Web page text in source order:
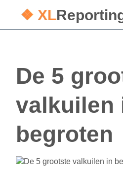
❖ XL
De 5
valkuilen
begroten